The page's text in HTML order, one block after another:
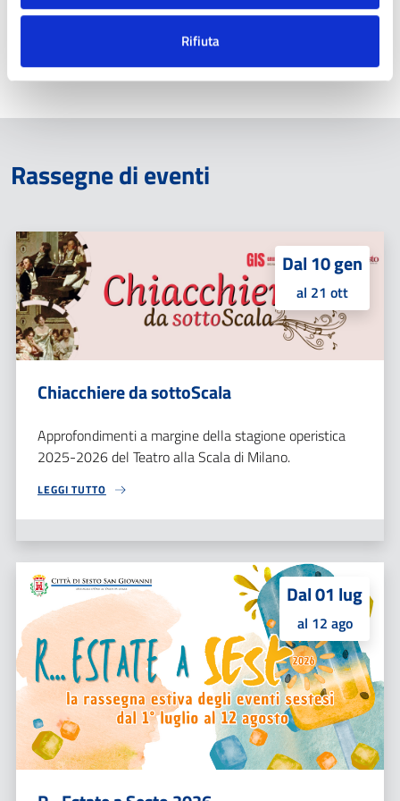
Rifiuta
2
Rassegne di eventi
Dal 10 gen
al 21 ott
Chiacchiere da sottoScala
Approfondimenti a margine della stagione operistica
2025-2026 del Teatro alla Scala di Milano.
LEGGI TUTTO
Dal 01 lug
al 12 ago